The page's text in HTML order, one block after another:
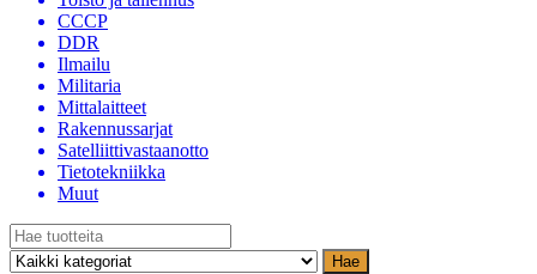
CCCP
DDR
Ilmailu
Militaria
Mittalaitteet
Rakennussarjat
Satelliittivastaanotto
Tietotekniikka
Muut
Hae